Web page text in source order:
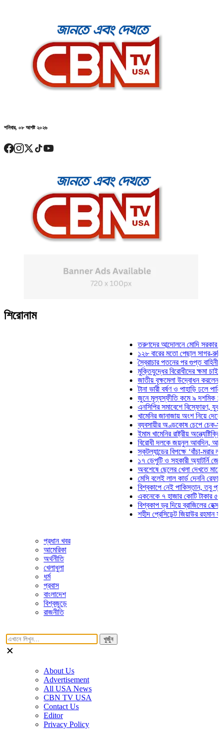
শনিবার, ০৮ আগষ্ট ২০২৬
শিরোনাম
তরুণদের আন্দোলনে মোদি সরকার দুর্বল
১২৮ বারের মতো পেছাল সাগর-রুনি
স্বৈরাচার পতনের পর গুপ্ত বাহিনীর
মুক্তিযুদ্ধের বিরোধীদের ক্ষমা চাইতে
জাতীয় বৃক্ষমেলা উদ্বোধন করলেন
টানা ভারী বর্ষণ ও পাহাড়ি ঢলে পানিবন্দি
জুনে মূল্যস্ফীতি কমে ৯ দশমিক ১৬
এনসিপির সমাবেশে বিস্ফোরণ, যুবলীগের
খামেনির জানাজায় অংশ নিয়ে দেশে
ব্যবসায়ীর অণ্ডকোষ চেপে চেক-
ইমাম খামেনির রাষ্ট্রীয় অন্ত্যেষ্টিক্রিয়ায়
বিরোধী দলকে জয়নুল আবদিন, আপনারা
স্কটল্যান্ডের বিপক্ষে ‘বাঁচা-মরার
১৭ ডেপুটি ও সহকারী অ্যাটর্নি
অবশেষে ছেলের খেলা দেখতে মাঠে
মেসি বলেই লাল কার্ড দেননি রেফারি!
বিশ্বকাপে নেই পাকিস্তান, তবু প্রতিটি
একনেকে ৭ হাজার কোটি টাকার ৫
বিশ্বকাপ ড্র দিয়ে ব্রাজিলের হেক্সা মিশন
শহীদ প্রেসিডেন্ট জিয়াউর রহমান
প্রধান খবর
আমেরিকা
অর্থনীতি
খেলাধুলা
ধর্ম
প্রবাস
বাংলাদেশ
বিশ্বজুড়ে
রাজনীতি
খুজুঁন
About Us
Advertisement
All USA News
CBN TV USA
Contact Us
Editor
Privacy Policy